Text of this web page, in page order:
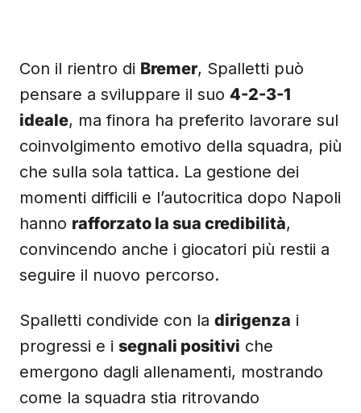
Con il rientro di Bremer, Spalletti può
pensare a sviluppare il suo 4-2-3-1
ideale, ma finora ha preferito lavorare sul
coinvolgimento emotivo della squadra, più
che sulla sola tattica. La gestione dei
momenti difficili e l’autocritica dopo Napoli
hanno rafforzato la sua credibilità,
convincendo anche i giocatori più restii a
seguire il nuovo percorso.
Spalletti condivide con la dirigenza i
progressi e i segnali positivi che
emergono dagli allenamenti, mostrando
come la squadra stia ritrovando